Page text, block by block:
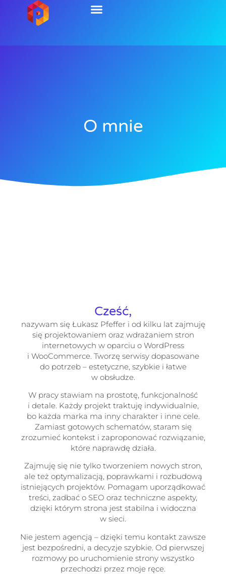
O mnie
Cześć,
nazywam się Łukasz Pfeffer i od kilku lat zajmuję
się projektowaniem oraz wdrażaniem stron
internetowych w oparciu o WordPress
i WooCommerce. Tworzę serwisy dopasowane
do potrzeb – estetyczne, szybkie i łatwe
w obsłudze.
W pracy stawiam na prostotę, funkcjonalność
i detale. Każdy projekt traktuję indywidualnie,
bo każda marka ma inny charakter i inne cele.
Zamiast gotowych schematów, staram się
zrozumieć kontekst i zaproponować rozwiązanie,
które naprawdę działa.
Zajmuję się nie tylko tworzeniem nowych stron,
ale też optymalizacją, poprawkami i rozbudową
istniejących projektów. Pomagam uporządkować
treści, zadbać o SEO oraz techniczne aspekty,
dzięki którym strona jest stabilna i widoczna
w sieci.
Nie jestem agencją – dzięki temu kontakt zawsze
jest bezpośredni, a decyzje szybkie. Od pierwszej
rozmowy po uruchomienie strony wszystko
przechodzi przez moje ręce.